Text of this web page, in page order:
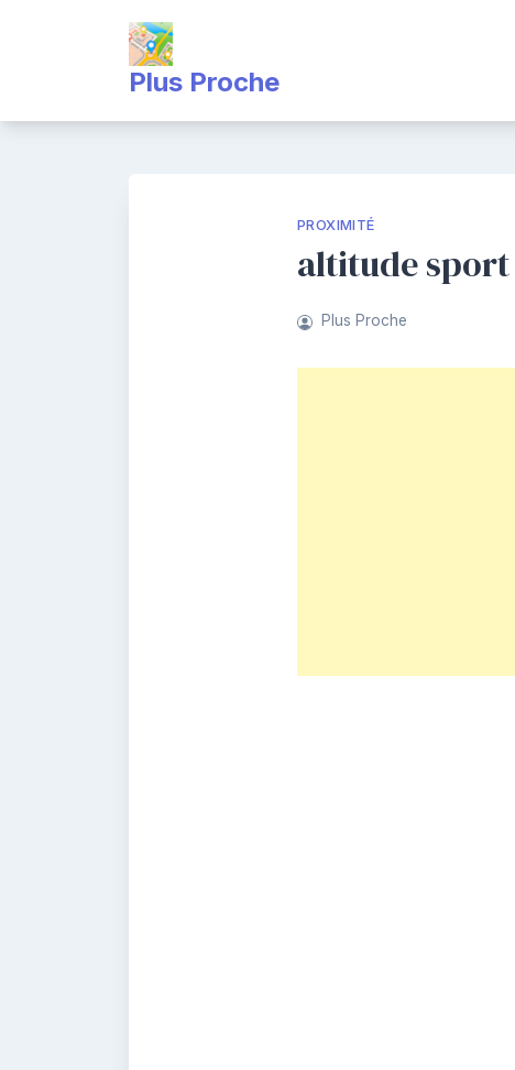
Plus Proche
PROXIMITÉ
altitude
Plus Proche